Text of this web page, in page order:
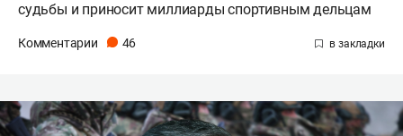
судьбы и приносит миллиарды спортивным дельцам
Комментарии 46